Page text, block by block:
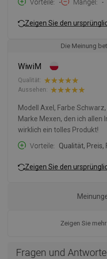
Vorteile
- Mängel -
Zeigen Sie den
Die Meinung
WiwiM
Qualität:
Aussehen:
Modell Axel, Farbe
Marke Mexen, den ich
wirklich ein tolles Produkt!
Vorteile
Qualität, Preis,
Zeigen Sie den
Zeigen Sie
Fragen und